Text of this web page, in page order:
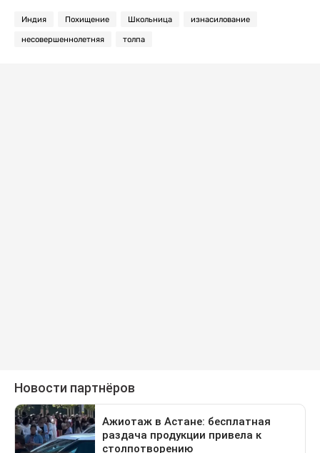
Индия Похищение Школьница изнасилование
несовершеннолетняя толпа